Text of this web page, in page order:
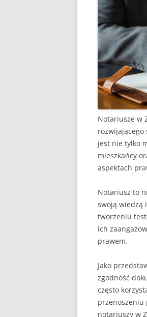
Notariusze w
rozwijającego
jest nie tylko
mieszkańcy
aspektach
Notariusz to
swoją wiedzą
tworzeniu
ich
prawem.
Jako
zgodność
często
przenoszeniu
notariuszy w